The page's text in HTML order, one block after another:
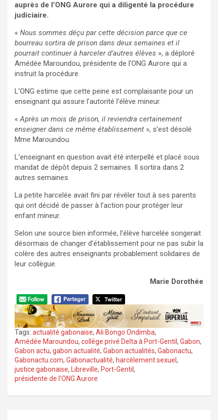
auprès de l’ONG Aurore qui a diligenté la procédure
judiciaire.
« Nous sommes déçu par cette décision parce que ce
bourreau sortira de prison dans deux semaines et il
pourrait continuer à harceler d’autres élèves », a déploré
Amédée Maroundou, présidente de l’ONG Aurore qui a
instruit la procédure.
L’ONG estime que cette peine est complaisante pour un
enseignant qui assure l’autorité l’élève mineur.
«Après un mois de prison, il reviendra certainement
enseigner dans ce même établissement », s’est désolé
Mme Maroundou.
L’enseignant en question avait été interpellé et placé sous
mandat de dépôt depuis 2 semaines. Il sortira dans 2
autres semaines.
La petite harcelée avait fini par révéler tout à ses parents
qui ont décidé de passer à l’action pour protéger leur
enfant mineur.
Selon une source bien informée, l’élève harcelée songerait
désormais de changer d’établissement pour ne pas subir la
colère des autres enseignants probablement solidaires de
leur collègue.
Marie Dorothée
Tags: actualité gabonaise, Ali Bongo Ondimba,
Amédée Maroundou, collège privé Delta à Port-Gentil , Gabon,
Gabon actu, gabon actualité, Gabon actualités, Gabonactu,
Gabonactu.com, Gabonactualité, harcèlement sexuel ,
justice gabonaise, Libreville, Port-Gentil ,
présidente de l’ONG Aurore